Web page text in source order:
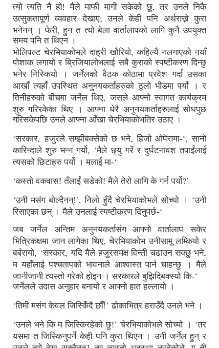
त्यो त्यति नै हो! मैले माफी मागी सकेको छु,तर उनले निकै
उत्सुकतापूर्ण व्यवहार देखाए;उनले केही पनि अर्थराख्ने कुरा
भनेनन् । फेरी,हुन त त्यो बेला वार्तालापको लागि कुनै उपयुक्त
समय पनि त थिएन ।
भोलिपल्ट चेरभियाकोभले दाह्री खौरियो,कहिल्यै नलगाएको नयाँ
पोशाक लगायो र ब्रिजियालोभलाई सबै कुराको स्पष्टीकरण दिन्छु
भनेर निस्कियो ।
जर्नेलको वैठक कोठामा प्रवेश गर्दा उसका
आखाँ त्यहाँ उपस्थित अनुनयकर्ताहरुको ठूलो भीडमा पर्यो । र
तिनीहरुको बीचमा जर्नेल थिए,जसले आफ्नो स्वागत कार्यक्रम
शुरु गरिरकेका थिए ।
आफ्ना धेरै अनुनयकर्ताहरुलाई सोधपुछ
गरिसकेपछि उनले आफ्ना आँखा चेरभियाकोभतिर उठाए ।
‘सरकार,हजुरले सम्झीबक्सेको छ भने,हिजो ओपेरामा-‘,सानो
कारिन्दाले शुरु भन्न गर्यो, ‘मैले छ्यु गरें र दुर्घटनावश तपाईंलाई
त्यसको छिटाहरु पर्यो । मलाई मा-‘
‘कस्तो वकवास! तँलाईं सडेको! मैले तेरो लागि के गर्न पर्यो?’
‘उनी मसंग बोल्दैनन्!’,निलो हुँदै चेरभियाकोभले सोच्यो । ‘उनी
रिसाएका छन् । मैले उनलाई स्पष्टीकरण दिनुपर्छ-‘
जब जर्नेल अन्तिम अनुनयकर्तासंग आफ्नो वार्तालाप सकेर
भित्रिकक्षमा जान लागेका थिए,चेरभियाकोभ उनीसामू लम्कियो र
बर्बरायो, ‘सरकार,यदि मैले हजुरसमक्ष विन्ती चढाउन सक्छु भने,
म यहाँलाई पश्चतापको भावनाले आश्वास्त पार्न चाहन्छु ।
मैले
जानीजानी त्यस्तो गरेको होइन । सरकारले बुझिदिबक्स्यो कि-‘
जर्नेलले उदास अनुहार बनायो र आफ्नो हात हल्लायो ।
‘तिमी मसंग केवल जिस्किँदै छौँ!’ढोकाभित्र हराउँदै उनले भने ।
‘उनले भने कि म जिस्किरहेको छु!’चेरभियाकोभले सोच्यो । ‘तर
यसमा त जिस्किनुपर्ने केही पनि कुरा थिएन । उनी जर्नेल हुन् र